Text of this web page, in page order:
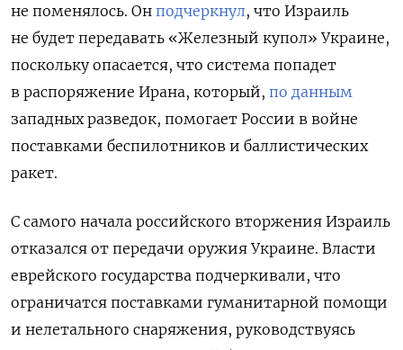
не поменялось. Он подчеркнул, что Израиль
не будет передавать «Железный купол» Украине,
поскольку опасается, что система попадет
в распоряжение Ирана, который, по данным
западных разведок, помогает России в войне
поставками беспилотников и баллистических
ракет.
С самого начала российского вторжения Израиль
отказался от передачи оружия Украине. Власти
еврейского государства подчеркивали, что
ограничатся поставками гуманитарной помощи
и нелетального снаряжения, руководствуясь